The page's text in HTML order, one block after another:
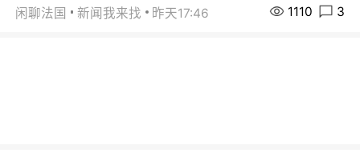
闲聊法国 新闻我来找 昨天17:46 1110 3